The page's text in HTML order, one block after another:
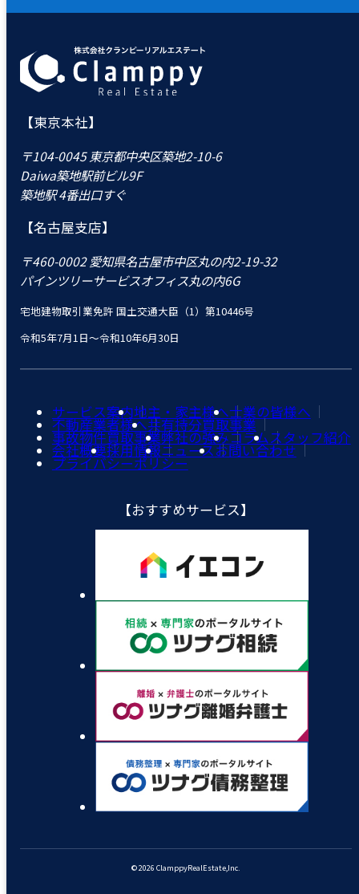
【東京本社】
〒104-0045 東京都中央区築地2-10-6
Daiwa築地駅前ビル9F
築地駅 4番出口すぐ
【名古屋支店】
〒460-0002 愛知県名古屋市中区丸の内2-19-32
パインツリーサービスオフィス丸の内6G
宅地建物取引業免許 国土交通大臣（1）第10446号
令和5年7月1日～令和10年6月30日
サービス案内地主・家主様へ士業の皆様へ
不動産業者様へ共有持分買取事業
事故物件買取事業弊社の強みコラムスタッフ紹介
会社概要採用情報ニュースお問い合わせ
プライバシーポリシー
【おすすめサービス】
© 2026 ClamppyRealEstate,Inc.